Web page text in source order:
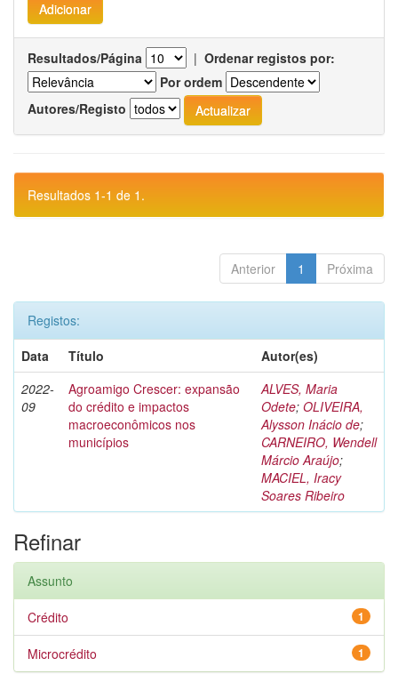
Resultados/Página | Ordenar registos por:
Por ordem
Autores/Registo
Resultados 1-1 de 1.
Anterior 1 Próxima
Registos:
Data
Título
Autor(es)
2022-
09
Agroamigo Crescer: expansão
do crédito e impactos
macroeconômicos nos
municípios
ALVES, Maria
Odete; OLIVEIRA,
Alysson Inácio de;
CARNEIRO, Wendell
Márcio Araújo;
MACIEL, Iracy
Soares Ribeiro
Refinar
Assunto
1
Crédito
1
Microcrédito